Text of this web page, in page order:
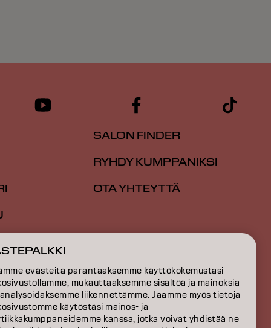
SALON FINDER
RYHDY KUMPPANIKSI
OTA YHTEYTTÄ
evästeitä parantaaksemme käyttökokemustasi
mukauttaaksemme sisältöä ja mainoksia
liikennettämme. Jaamme myös tietoja
käytöstäsi mainos- ja
kanssa, jotka voivat yhdistää ne